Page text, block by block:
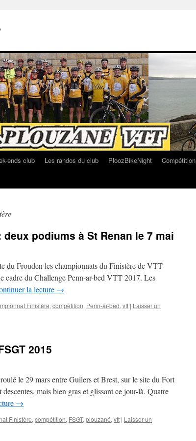
ends club Les randos du club PloozBikeNight Compétition
podiums à St Renan le 7 mai
du Frouden les championnats du Finistère de VTT
cadre du Challenge Penn-ar-bed VTT 2017. Les
la lecture →
Finistère, compétition, Penn-ar-bed, vtt | Laisser un
2015
le 29 mars entre Guilers et Brest, sur le site du Fort
mais bien gras et glissant ce jour-là. Quatre
→
Finistère, compétition, FSGT, plouzané, vtt | Laisser un